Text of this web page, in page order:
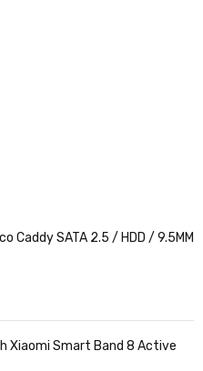
Caddy SATA 2.5 / HDD / 9.5MM
Xiaomi Smart Band 8 Active